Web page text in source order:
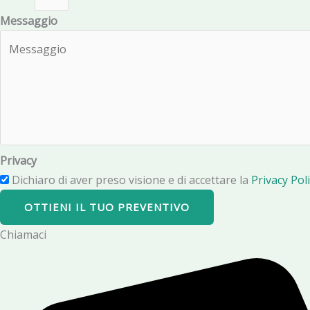
Messaggio
Privacy
Dichiaro di aver preso visione e di accettare la Privacy
OTTIENI IL TUO PREVENTIVO
Chiamaci